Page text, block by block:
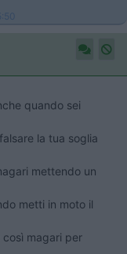
quando sei
la tua soglia
mettendo un
metti in moto il
così magari per